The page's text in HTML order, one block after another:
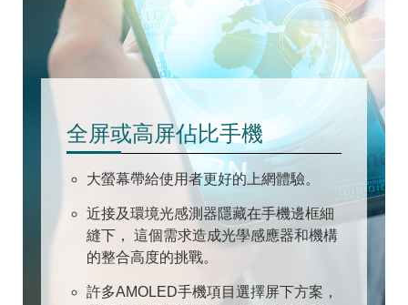
全屏或高屏佔比手機
大螢幕帶給使用者更好的上網體驗。
近接及環境光感測器隱藏在手機邊框細
縫下， 這個需求造成光學感應器和機構
的整合高度的挑戰。
許多AMOLED手機項目選擇屏下方案，